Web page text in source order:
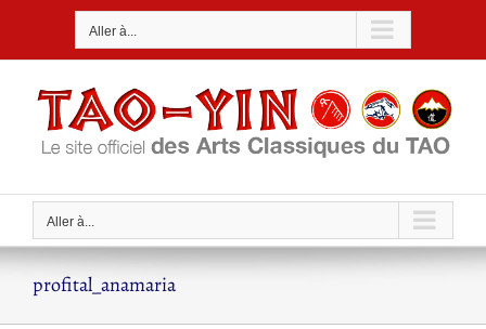
Aller à...
Aller à...
profital_anamaria